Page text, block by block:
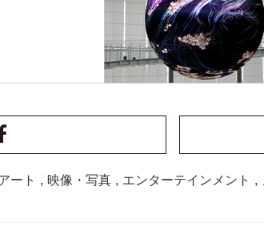
ート , 映像・写真 , エンターテインメント ,